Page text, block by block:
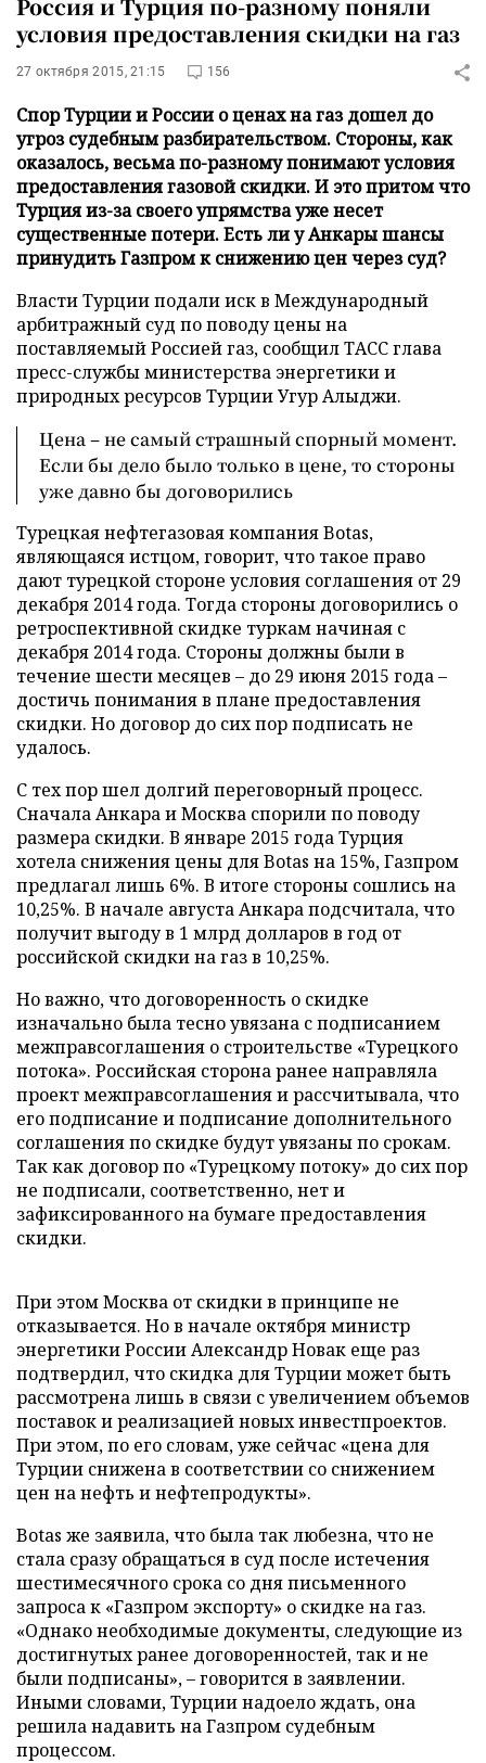
Россия и Турция по-разному поняли
условия предоставления скидки на газ
27 октября 2015, 21:15 156
Спор Турции и России о ценах на газ дошел до
угроз судебным разбирательством. Стороны, как
оказалось, весьма по-разному понимают условия
предоставления газовой скидки. И это притом что
Турция из-за своего упрямства уже несет
существенные потери. Есть ли у Анкары шансы
принудить Газпром к снижению цен через суд?
Власти Турции подали иск в Международный
арбитражный суд по поводу цены на
поставляемый Россией газ, сообщил ТАСС глава
пресс-службы министерства энергетики и
природных ресурсов Турции Угур Алыджи.
Цена – не самый страшный спорный момент.
Если бы дело было только в цене, то стороны
уже давно бы договорились
Турецкая нефтегазовая компания Botas,
являющаяся истцом, говорит, что такое право
дают турецкой стороне условия соглашения от 29
декабря 2014 года. Тогда стороны договорились о
ретроспективной скидке туркам начиная с
декабря 2014 года. Стороны должны были в
течение шести месяцев – до 29 июня 2015 года –
достичь понимания в плане предоставления
скидки. Но договор до сих пор подписать не
удалось.
С тех пор шел долгий переговорный процесс.
Сначала Анкара и Москва спорили по поводу
размера скидки. В январе 2015 года Турция
хотела снижения цены для Botas на 15%, Газпром
предлагал лишь 6%. В итоге стороны сошлись на
10,25%. В начале августа Анкара подсчитала, что
получит выгоду в 1 млрд долларов в год от
российской скидки на газ в 10,25%.
Но важно, что договоренность о скидке
изначально была тесно увязана с подписанием
межправсоглашения о строительстве «Турецкого
потока». Российская сторона ранее направляла
проект межправсоглашения и рассчитывала, что
его подписание и подписание дополнительного
соглашения по скидке будут увязаны по срокам.
Так как договор по «Турецкому потоку» до сих пор
не подписали, соответственно, нет и
зафиксированного на бумаге предоставления
скидки.
При этом Москва от скидки в принципе не
отказывается. Но в начале октября министр
энергетики России Александр Новак еще раз
подтвердил, что скидка для Турции может быть
рассмотрена лишь в связи с увеличением объемов
поставок и реализацией новых инвестпроектов.
При этом, по его словам, уже сейчас «цена для
Турции снижена в соответствии со снижением
цен на нефть и нефтепродукты».
Botas же заявила, что была так любезна, что не
стала сразу обращаться в суд после истечения
шестимесячного срока со дня письменного
запроса к «Газпром экспорту» о скидке на газ.
«Однако необходимые документы, следующие из
достигнутых ранее договоренностей, так и не
были подписаны», – говорится в заявлении.
Иными словами, Турции надоело ждать, она
решила надавить на Газпром судебным
процессом.